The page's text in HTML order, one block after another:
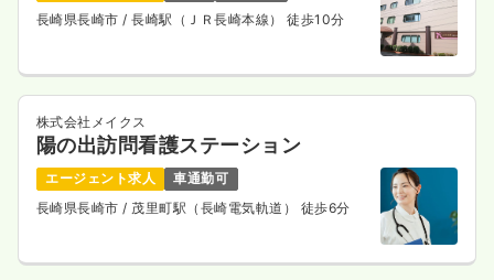
一時募集休止
給与 21.0〜25.5万円/月 賞与3.2ヶ月
時間 8:20～17:20
日曜休み
月給25万円以上可
気になる 詳細を見る
長崎県長崎市 / 長崎駅（ＪＲ長崎本線） 徒歩10分
株式会社メイクス
陽の出訪問看護ステーション
エージェント求人
車通勤可
長崎県長崎市 / 茂里町駅（長崎電気軌道） 徒歩6分